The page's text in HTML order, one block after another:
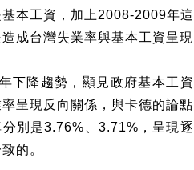
本工資，加上 2008-2009年這
成台灣失業率與基本工資呈現
下降趨勢，顯見政府基本工資
呈現反向關係，與卡德的論點
分別是3.76% 3.71% ，呈現逐
的。